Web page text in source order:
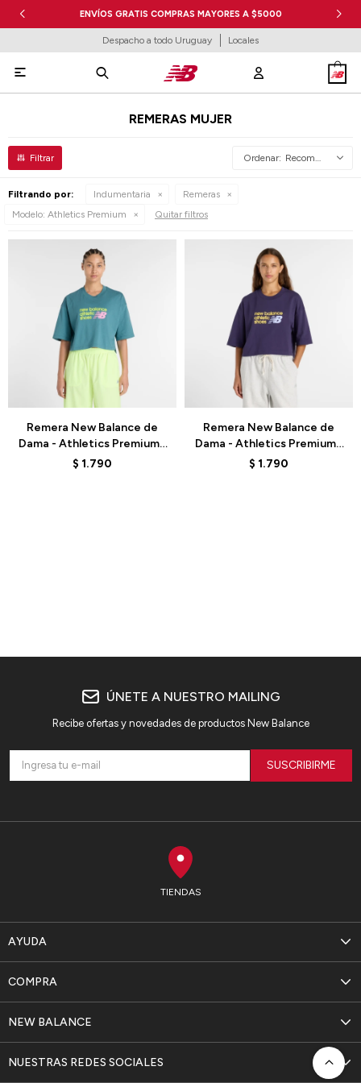
ENVÍOS GRATIS COMPRAS MAYORES A $5000
Despacho a todo Uruguay Locales

REMERAS MUJER
Recomendados
Filtrando por: Indumentaria
Remeras
Modelo: Athletics Premium Quitar filtros
Remera New Balance de
Dama - Athletics Premium -
WT51908AAZ -
$ 1.790
Talle
Remera New Balance de
Dama - Athletics Premium -
WT51908BOY - VIOLET
$ 1.790
Talle
TIENDAS
AYUDA
NEW BALANCE
COMPRA
NUESTRAS REDES SOCIALES
ÚNETE A NUESTRO MAILING
Recibe ofertas y novedades de productos New Balance
SUSCRIBIRME